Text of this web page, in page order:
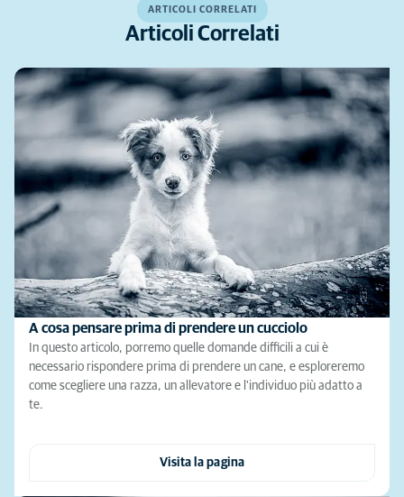
ARTICOLI CORRELATI
Articoli Correlati
A cosa pensare prima di prendere un cucciolo
In questo articolo, porremo quelle domande difficili a cui è
necessario rispondere prima di prendere un cane, e esploreremo
come scegliere una razza, un allevatore e l'individuo più adatto a
te.
Visita la pagina